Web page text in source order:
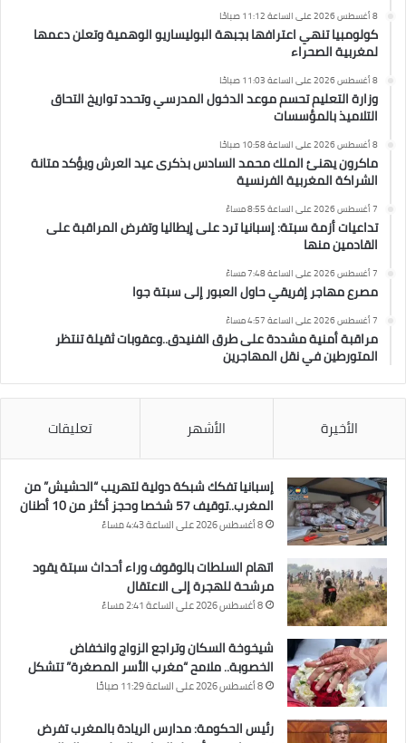
8 أغسطس 2026 على الساعة 11:12 صباحًا
كولومبيا تنهي اعترافها بجبهة البوليساريو الوهمية وتعلن دعمها
لمغربية الصحراء
8 أغسطس 2026 على الساعة 11:03 صباحًا
وزارة التعليم تحسم موعد الدخول المدرسي وتحدد تواريخ التحاق
التلاميذ بالمؤسسات
8 أغسطس 2026 على الساعة 10:58 صباحًا
ماكرون يهنئ الملك محمد السادس بذكرى عيد العرش ويؤكد متانة
الشراكة المغربية الفرنسية
7 أغسطس 2026 على الساعة 8:55 مساءً
تداعيات أزمة سبتة: إسبانيا ترد على إيطاليا وتفرض المراقبة على
القادمين منها
7 أغسطس 2026 على الساعة 7:48 مساءً
مصرع مهاجر إفريقي حاول العبور إلى سبتة جوا
7 أغسطس 2026 على الساعة 4:57 مساءً
مراقبة أمنية مشددة على طرق الفنيدق..وعقوبات ثقيلة تنتظر
المتورطين في نقل المهاجرين
الأخيرة الأشهر تعليقات
إسبانيا تفكك شبكة دولية لتهريب “الحشيش” من
المغرب..توقيف 57 شخصا وحجز أكثر من 10 أطنان
8 أغسطس 2026 على الساعة 4:43 مساءً
اتهام السلطات بالوقوف وراء أحداث سبتة يقود
مرشحة للهجرة إلى الاعتقال
8 أغسطس 2026 على الساعة 2:41 مساءً
شيخوخة السكان وتراجع الزواج وانخفاض
الخصوبة.. ملامح “مغرب الأسر المصغرة” تتشكل
8 أغسطس 2026 على الساعة 11:29 صباحًا
رئيس الحكومة: مدارس الريادة بالمغرب تفرض